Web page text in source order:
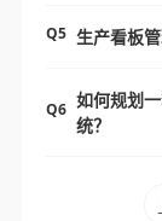
Q5 生产看板
Q6 如何规划
统？